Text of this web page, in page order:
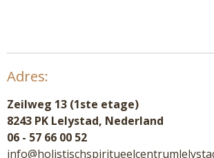
Adres:
Zeilweg 13 (1ste etage)
8243 PK Lelystad, Nederland
06 - 57 66 00 52